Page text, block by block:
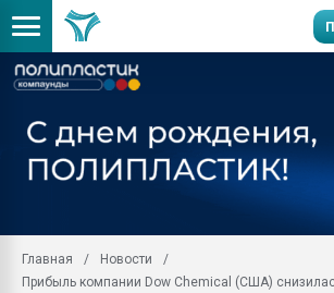
Главная
Новости
Прибыль компании Dow Chemical (США)